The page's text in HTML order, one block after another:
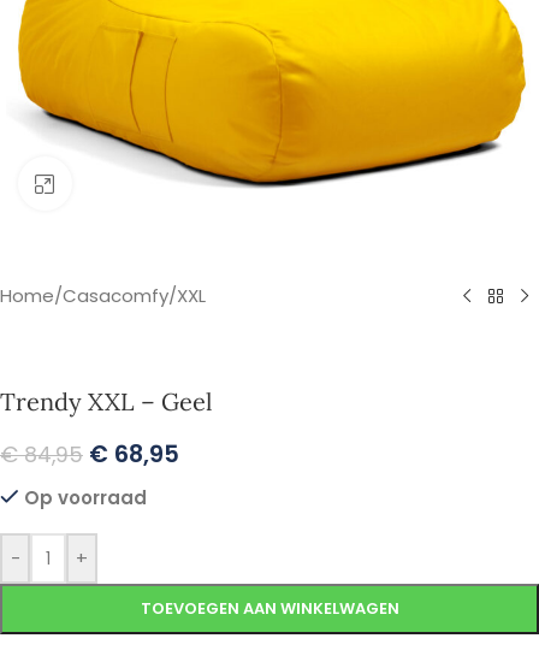
Klik om te vergroten
Home/Casacomfy/XXL
Trendy XXL – Geel
€84,95 € 68,95
Op voorraad
- +
TOEVOEGEN AAN WINKELWAGEN